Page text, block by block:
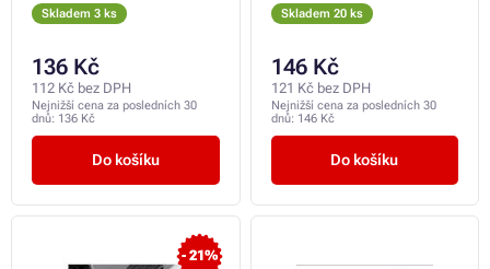
Skladem 3 ks
136 Kč
112 Kč bez DPH
Nejnižší cena za posledních 30
dnů: 136 Kč
Do košíku
Code
Skladem 20 ks
146 Kč
121 Kč bez DPH
Nejnižší cena za posledních 30
dnů: 146 Kč
Do košíku
- 21%